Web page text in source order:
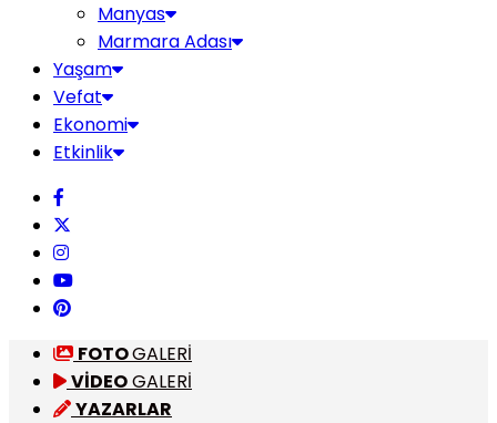
Manyas
Marmara Adası
Yaşam
Vefat
Ekonomi
Etkinlik
FOTOGALERİ
VİDEOGALERİ
YAZARLAR